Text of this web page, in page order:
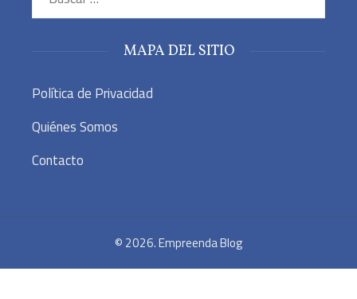
MAPA DEL SITIO
Política de Privacidad
Quiénes Somos
Contacto
© 2026. Empreenda Blog